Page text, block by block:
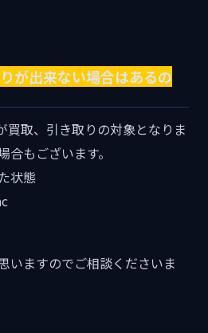
が出来ない場合はあるの
買取、引き取りの対象となりま
もございます。
状態
いますのでご相談くださいま